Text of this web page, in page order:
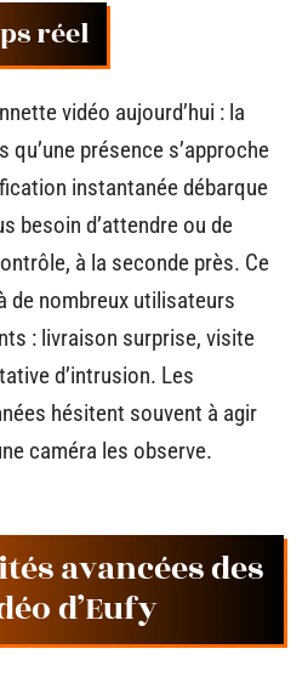
réel
vidéo aujourd’hui : la
présence s’approche
instantanée débarque
besoin d’attendre ou de
à la seconde près. Ce
de nombreux utilisateurs
: livraison surprise, visite
d’intrusion. Les
hésitent souvent à agir
caméra les observe.
avancées des
d’Eufy